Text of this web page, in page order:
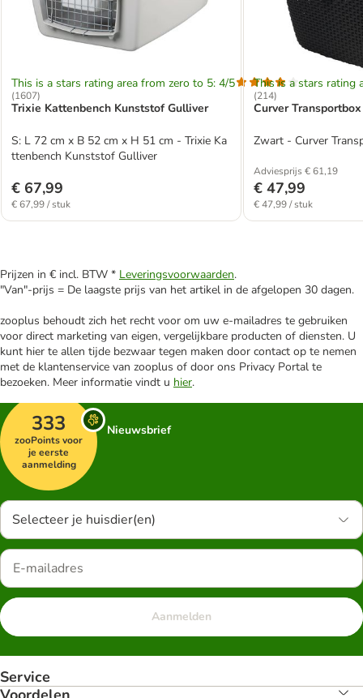
This is a stars rating area from zero to 5: 4/5
(1607)
Trixie Kattenbench Kunststof Gulliver
S: L 72 cm x B 52 cm x H 51 cm - Trixie Ka
ttenbench Kunststof Gulliver
€ 67,99
€ 67,99 / stuk
This is a stars rating
(214)
Curver Transportbox
Zwart - Curver
Adviesprijs € 61,19
€ 47,99
€ 47,99 / stuk
Prijzen in € incl. BTW * Leveringsvoorwaarden.
"Van"-prijs = De laagste prijs van het artikel in de afgelopen 30 dagen.
zooplus behoudt zich het recht voor om uw e-mailadres te gebruiken
voor direct marketing van eigen, vergelijkbare producten of diensten. U
kunt hier te allen tijde bezwaar tegen maken door contact op te nemen
met de klantenservice van zooplus of door ons Privacy Portal te
bezoeken. Meer informatie vindt u hier.
333
zooPoints voor
je eerste
aanmelding
Nieuwsbrief
Selecteer je huisdier(en)
Aanmelden
Service